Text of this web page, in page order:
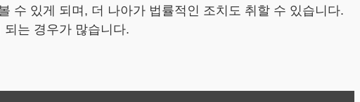
수 있게 되며, 더 나아가 법률적인 조치도 취할 수 있습니다.
는 경우가 많습니다.